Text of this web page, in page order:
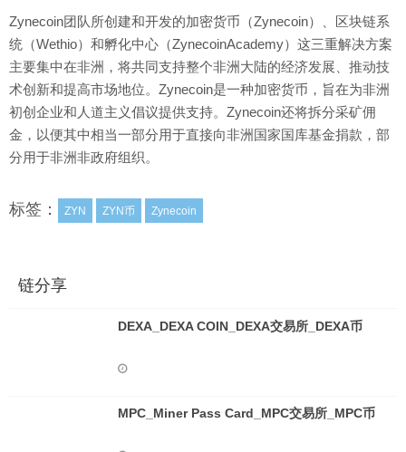
Zynecoin团队所创建和开发的加密货币（Zynecoin）、区块链系
统（Wethio）和孵化中心（ZynecoinAcademy）这三重解决方案
主要集中在非洲，将共同支持整个非洲大陆的经济发展、推动技
术创新和提高市场地位。Zynecoin是一种加密货币，旨在为非洲
初创企业和人道主义倡议提供支持。Zynecoin还将拆分采矿佣
金，以便其中相当一部分用于直接向非洲国家国库基金捐款，部
分用于非洲非政府组织。
标签： ZYN ZYN币 Zynecoin
链分享
DEXA_DEXA COIN_DEXA交易所_DEXA币
MPC_Miner Pass Card_MPC交易所_MPC币